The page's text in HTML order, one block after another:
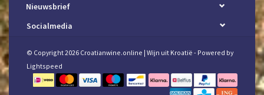
Nieuwsbrief
Socialmedia
© Copyright 2026 Croatianwine.online | Wijn uit Kroatië - Powered by
Lightspeed